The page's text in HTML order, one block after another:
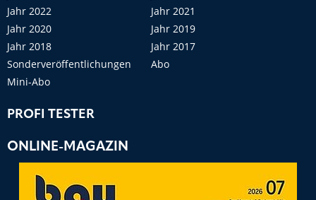
Jahr 2022
Jahr 2021
Jahr 2020
Jahr 2019
Jahr 2018
Jahr 2017
Sonderveröffentlichungen
Abo
Mini-Abo
PROFI TESTER
ONLINE-MAGAZIN